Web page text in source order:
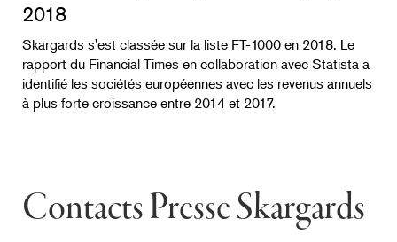
2018
Skargards s'est classée sur la liste FT-1000 en 2018. Le
rapport du Financial Times en collaboration avec Statista a
identifié les sociétés européennes avec les revenus annuels
à plus forte croissance entre 2014 et 2017.
Contacts Presse Skargards